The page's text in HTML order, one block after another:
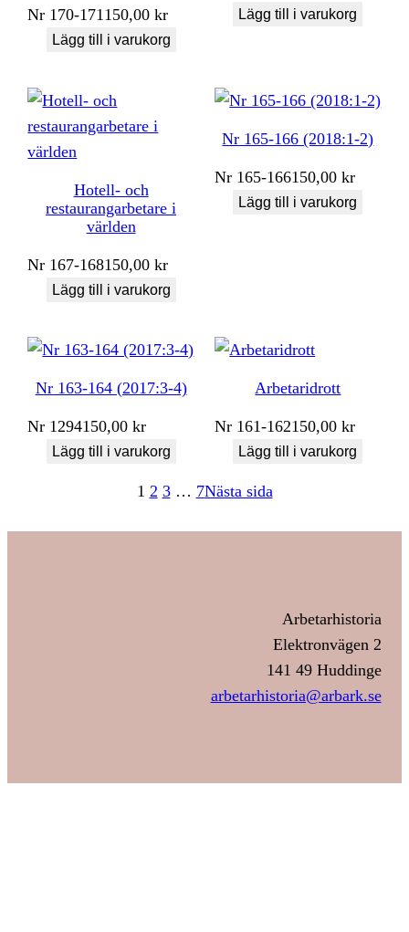
Nr 170-171150,00kr
Lägg till i varukorg
Lägg till i varukorg
Hotell- och
restaurangarbetare i
världen
Nr 167-168150,00kr
Lägg till i varukorg
Nr 165-166 (2018:1-2)
Nr 165-166150,00kr
Lägg till i varukorg
Nr 163-164 (2017:3-4)
Nr 1294150,00kr
Lägg till i varukorg
Arbetaridrott
Nr 161-162150,00kr
Lägg till i varukorg
1 2 3 … 7Nästa sida
Arbetarhistoria
Elektronvägen 2
141 49 Huddinge
arbetarhistoria@arbark.se